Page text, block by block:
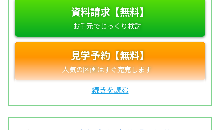
資料請求【無料】
見学予約【無料】